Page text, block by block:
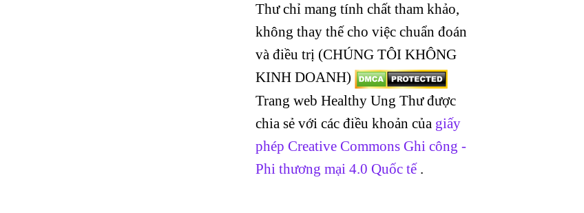
Thư chỉ mang tính chất tham khảo,
không thay thế cho việc chuẩn đoán
và điều trị (CHÚNG TÔI KHÔNG
KINH DOANH)
Trang web Healthy Ung Thư được
chia sẻ với các điều khoản của giấy
phép Creative Commons Ghi công -
Phi thương mại 4.0 Quốc tế